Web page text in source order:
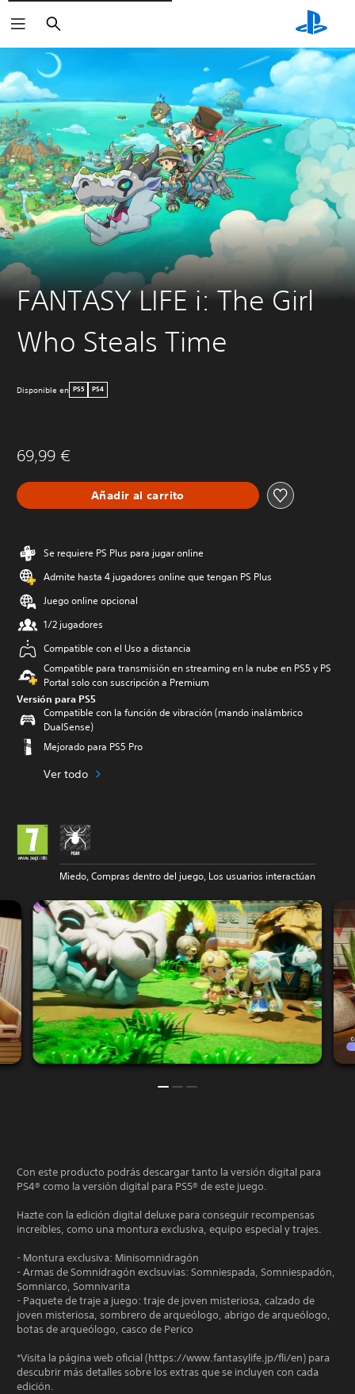
Buscar
FANTASY LIFE i: The Girl
Who Steals Time
Disponible en PS5 PS4
69,99 €
Añadir al carrito
Se requiere PS Plus para jugar online
Admite hasta 4 jugadores online que tengan PS Plus
Juego online opcional
1/2 jugadores
Compatible con el Uso a distancia
Compatible para transmisión en streaming en la nube en PS5 y PS
Portal solo con suscripción a Premium
Versión para PS5
Compatible con la función de vibración (mando inalámbrico
DualSense)
Mejorado para PS5 Pro
Ver todo
Miedo, Compras dentro del juego, Los usuarios interactúan
Con este producto podrás descargar tanto la versión digital para
PS4® como la versión digital para PS5® de este juego.
Hazte con la edición digital deluxe para conseguir recompensas
increíbles, como una montura exclusiva, equipo especial y trajes.
- Montura exclusiva: Minisomnidragón
- Armas de Somnidragón exclsuvias: Somniespada, Somniespadón,
Somniarco, Somnivarita
- Paquete de traje a juego: traje de joven misteriosa, calzado de
joven misteriosa, sombrero de arqueólogo, abrigo de arqueólogo,
botas de arqueólogo, casco de Perico
*Visita la página web oficial (https://www.fantasylife.jp/fli/en) para
descubrir más detalles sobre los extras que se incluyen con cada
edición.